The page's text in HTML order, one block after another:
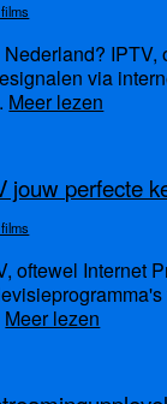
IPTV,
via
Meer lezen
jouw perfecte
oftewel Internet
Meer lezen